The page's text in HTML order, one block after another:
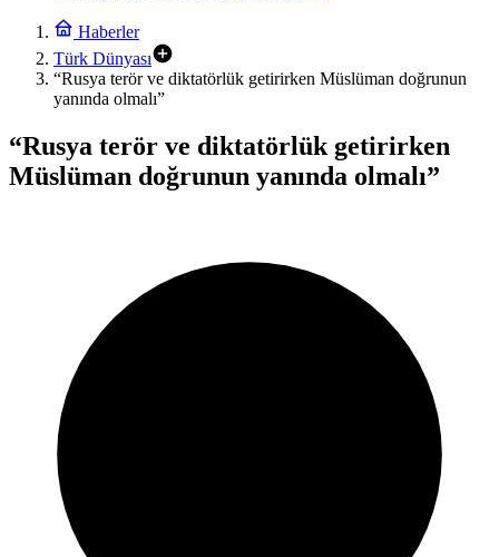
Haberler
Türk Dünyası
“Rusya terör ve diktatörlük getirirken Müslüman doğrunun
yanında olmalı”
“Rusya terör ve diktatörlük getirirken
Müslüman doğrunun yanında olmalı”